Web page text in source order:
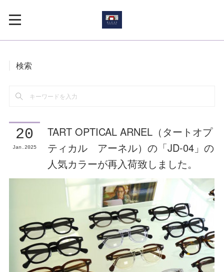
検索
20
Jan 2025
TART OPTICAL ARNEL（タートオプ
ティカル アーネル）の「JD-04」の
人気カラーが再入荷致しました。